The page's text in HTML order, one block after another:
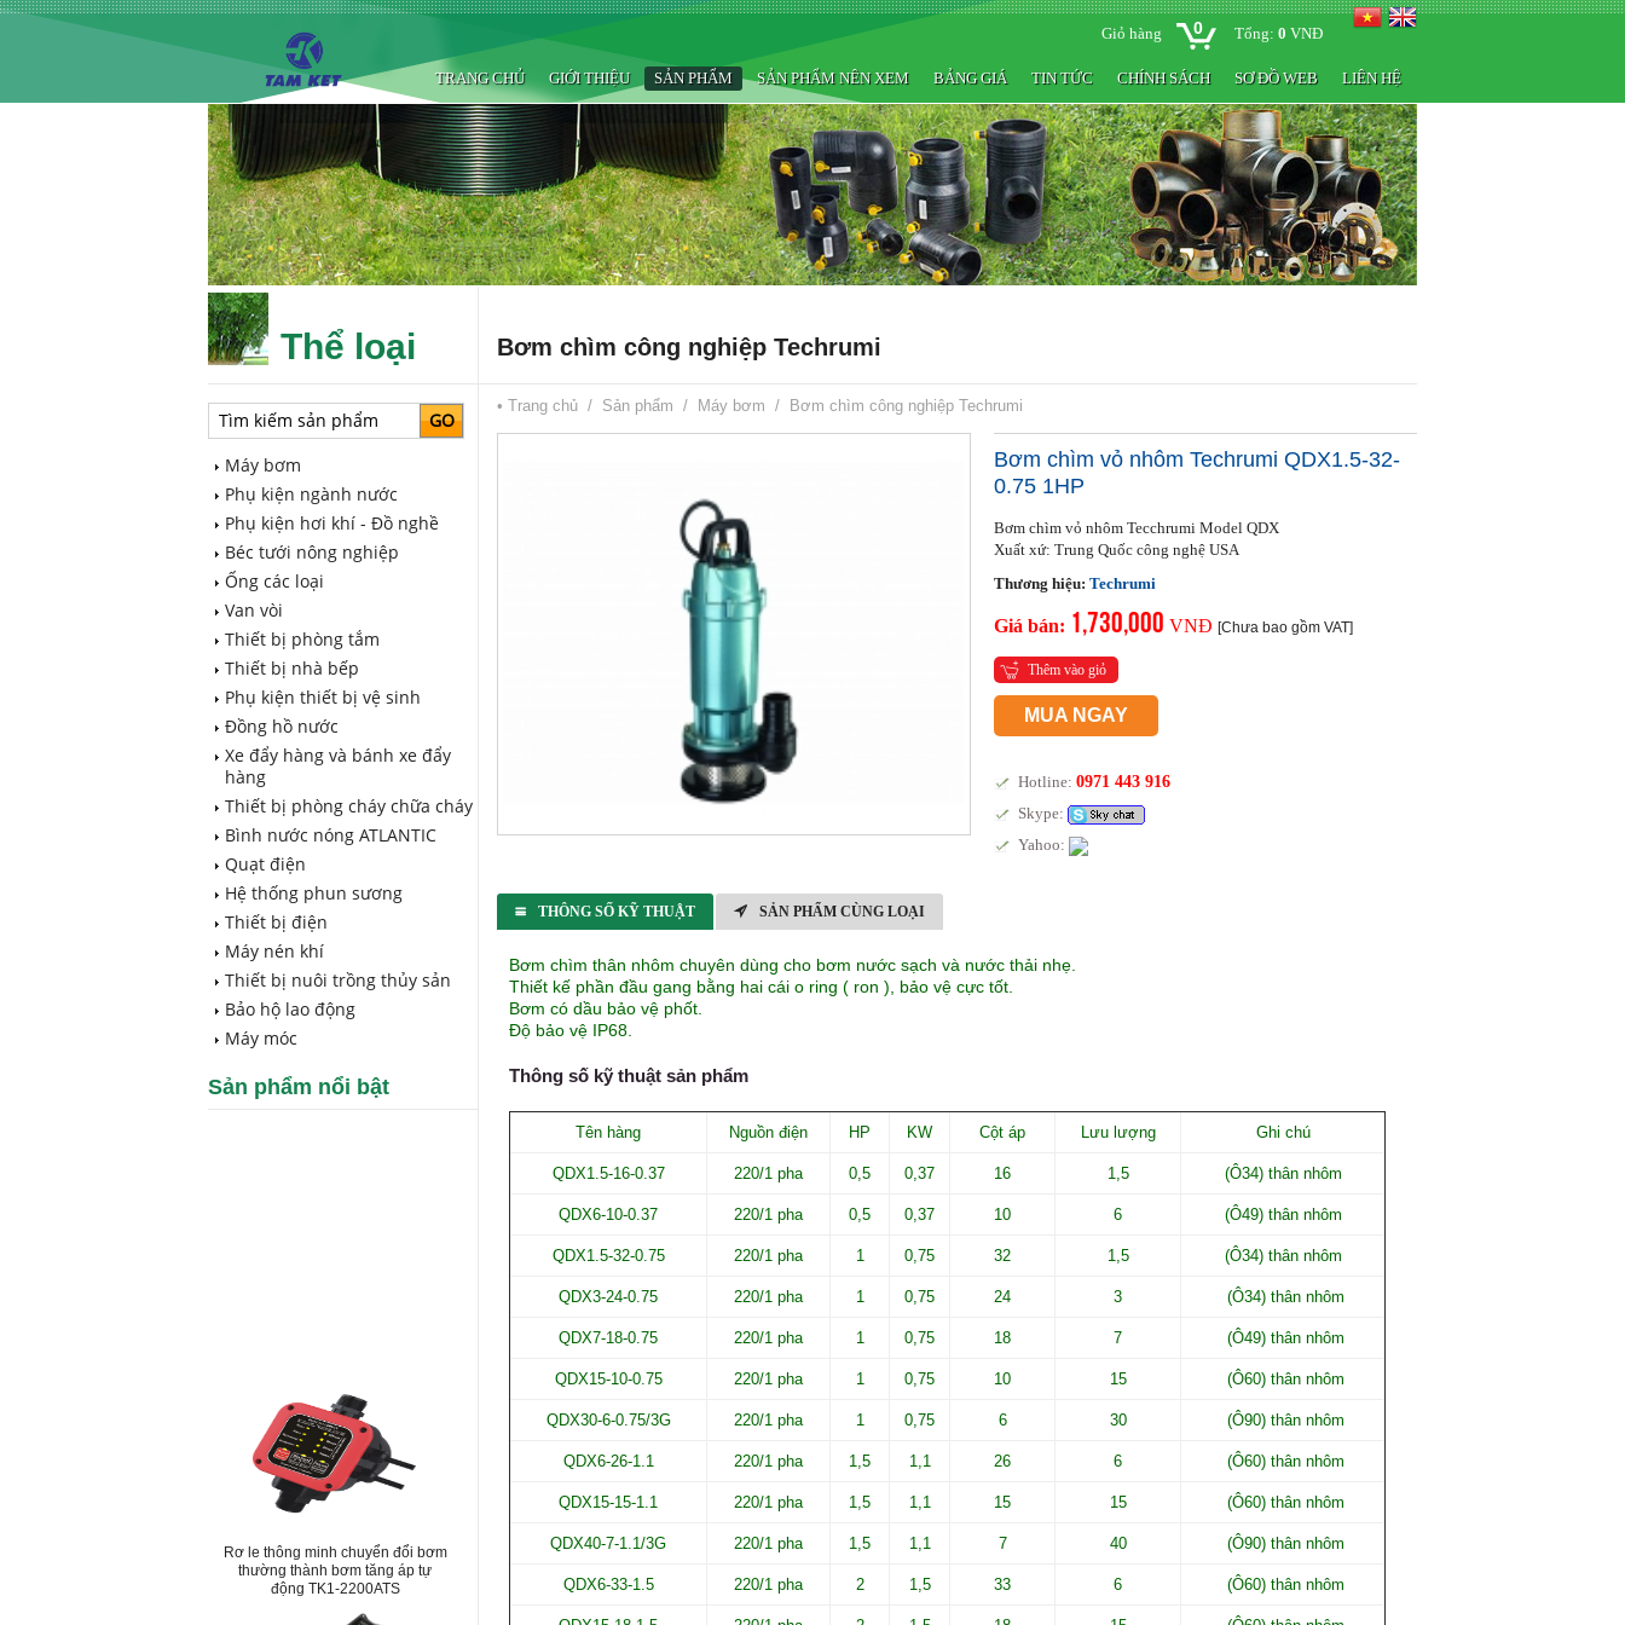
Giỏ hàng 0 Tổng: 0 VNĐ
TRANG CHỦ GIỚI THIỆU SẢN PHẨM SẢN PHẨM NÊN XEM BẢNG GIÁ TIN TỨC CHÍNH SÁCH SƠ ĐỒ WEB LIÊN HỆ
Thể loại
Máy bơm
Phụ kiện ngành nước
Phụ kiện hơi khí - Đồ nghề
Béc tưới nông nghiệp
Ống các loại
Van vòi
Thiết bị phòng tắm
Thiết bị nhà bếp
Phụ kiện thiết bị vệ sinh
Đồng hồ nước
Xe đẩy hàng và bánh xe đẩy
hàng
Thiết bị phòng cháy chữa cháy
Bình nước nóng ATLANTIC
Quạt điện
Hệ thống phun sương
Thiết bị điện
Máy nén khí
Thiết bị nuôi trồng thủy sản
Bảo hộ lao động
Máy móc
Sản phẩm nổi bật
thường thành bơm tăng áp tự
động TK1-2200ATS
Bơm chìm công nghiệp Techrumi
• Trang chủ / Sản phẩm / Máy bơm / Bơm chìm công nghiệp Techrumi
Bơm chìm vỏ nhôm Techrumi QDX1.5-32-
0.75 1HP
Bơm chìm vỏ nhôm Tecchrumi Model QDX
Xuất xứ: Trung Quốc công nghệ USA
Thương hiệu: Techrumi
Giá bán: 1,730,000 VNĐ [Chưa bao gồm VAT]
Thêm vào giỏ
MUA NGAY
Hotline: 0971 443 916
Skype:
Yahoo:
THÔNG SỐ KỸ THUẬT SẢN PHẨM CÙNG LOẠI
Bơm chìm thân nhôm chuyên dùng cho bơm nước sạch và nước thải nhẹ.
Thiết kế phần đầu gang bằng hai cái o ring ( ron ), bảo vệ cực tốt.
Bơm có dầu bảo vệ phốt.
Độ bảo vệ IP68.
Thông số kỹ thuật sản phẩm
Tên hàng Nguồn điện HP KW Cột áp Lưu lượng Ghi chú
QDX1.5-16-0.37 220/1 pha 0,5 0,37 16 1,5 (Ô34) thân nhôm
QDX6-10-0.37 220/1 pha 0,5 0,37 10 6 (Ô49) thân nhôm
QDX1.5-32-0.75 220/1 pha 1 0,75 32 1,5 (Ô34) thân nhôm
QDX3-24-0.75 220/1 pha 1 0,75 24 3 (Ô34) thân nhôm
QDX7-18-0.75 220/1 pha 1 0,75 18 7 (Ô49) thân nhôm
QDX15-10-0.75 220/1 pha 1 0,75 10 15 (Ô60) thân nhôm
QDX30-6-0.75/3G 220/1 pha 1 0,75 6 30 (Ô90) thân nhôm
QDX6-26-1.1 220/1 pha 1,5 1,1 26 6 (Ô60) thân nhôm
QDX15-15-1.1 220/1 pha 1,5 1,1 15 15 (Ô60) thân nhôm
QDX40-7-1.1/3G 220/1 pha 1,5 1,1 7 40 (Ô90) thân nhôm
QDX6-33-1.5 220/1 pha 2 1,5 33 6 (Ô60) thân nhôm